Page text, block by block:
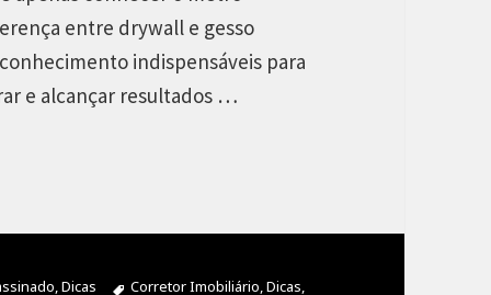
entre drywall e gesso
indispensáveis para
e alcançar resultados …
,Dicas Tags
Corretor Imobiliário,Dicas,